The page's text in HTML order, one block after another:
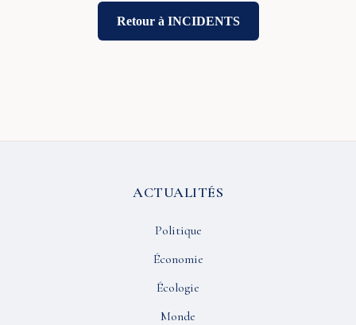
Retour à INCIDENTS
ACTUALITÉS
Politique
Économie
Écologie
Monde